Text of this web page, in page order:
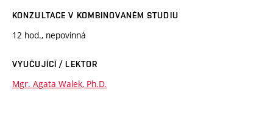
KONZULTACE V KOMBINOVANÉM STUDIU
12 hod., nepovinná
VYUČUJÍCÍ / LEKTOR
Mgr. Agata Walek, Ph.D.